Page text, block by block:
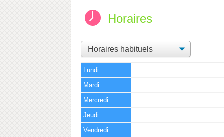
Horaires
Lundi
Mardi
Mercredi
Jeudi
Vendredi